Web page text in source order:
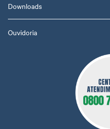
Downloads
Ouvidoria